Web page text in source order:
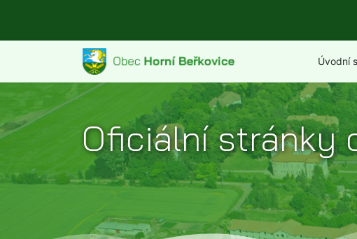
Úvodní
Oficiální stránky